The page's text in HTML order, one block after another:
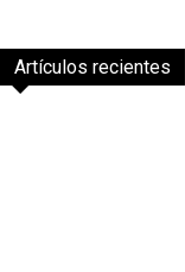
Artículos recientes